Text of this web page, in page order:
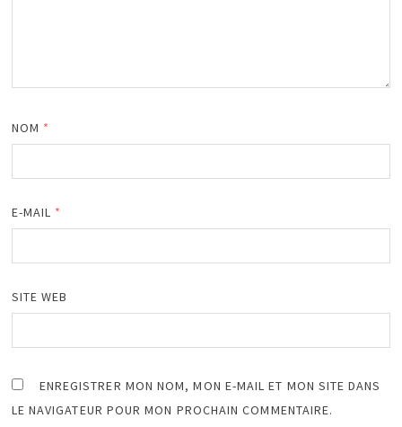
NOM *
E-MAIL *
SITE WEB
ENREGISTRER MON NOM, MON E-MAIL ET MON SITE DANS
LE NAVIGATEUR POUR MON PROCHAIN COMMENTAIRE.